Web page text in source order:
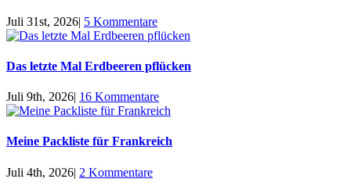
Juli 31st, 2026| 5 Kommentare
Das letzte Mal Erdbeeren pflücken
Juli 9th, 2026| 16 Kommentare
Meine Packliste für Frankreich
Juli 4th, 2026| 2 Kommentare